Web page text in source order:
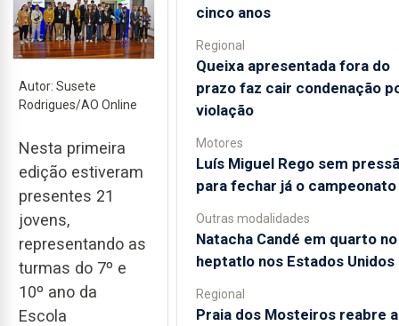
Autor: Susete
Rodrigues/AO Online
Nesta primeira
edição estiveram
presentes 21
jovens,
representando as
turmas do 7º e
10º ano da
Escola
cinco anos
Regional
Queixa apresentada fora do
prazo faz cair condenação
violação
Motores
Luís Miguel Rego sem
para fechar já o campeonato
Outras modalidades
Natacha Candé em quarto no
heptatlo nos Estados Unidos
Regional
Praia dos Mosteiros reabre a